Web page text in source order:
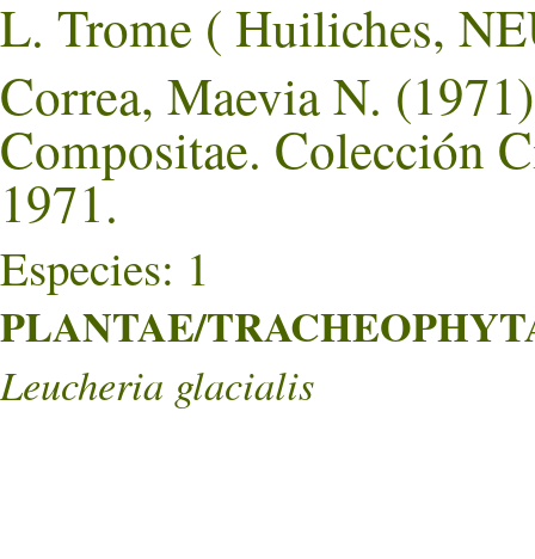
L. Trome ( Huiliches,
Correa, Maevia N.
Compositae. Colección
1971.
Especies: 1
PLANTAE/
Leucheria glacialis